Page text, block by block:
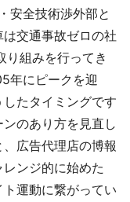
安全技術渉外部と
交通事故ゼロの社
り組みを行ってき
年にピークを迎
たタイミングです
のあり方を見直し
広告代理店の博報
ンジ的に始めた
運動に繋がってい